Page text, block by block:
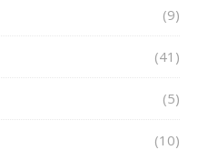
(9)
(41)
(5)
(10)